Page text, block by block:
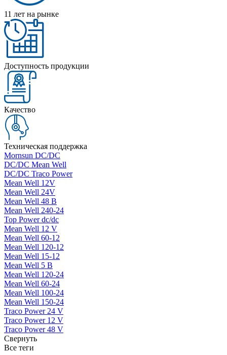
11 лет на рынке
Доступность продукции
Качество
Техническая поддержка
Mornsun DC/DC
DC/DC Mean Well
DC/DC Traco Power
Mean Well 12V
Mean Well 24V
Mean Well 48 В
Mean Well 240-24
Top Power dc/dc
Mean Well 12 V
Mean Well 60-12
Mean Well 120-12
Mean Well 15-12
Mean Well 5 В
Mean Well 120-24
Mean Well 60-24
Mean Well 100-24
Mean Well 150-24
Traco Power 24 V
Traco Power 12 V
Traco Power 48 V
Свернуть
Все теги